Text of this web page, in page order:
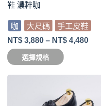
鞋 濃粹咖
咖 大尺碼
手工皮鞋
NT$ 3,880 – NT$ 4,480
選擇規格